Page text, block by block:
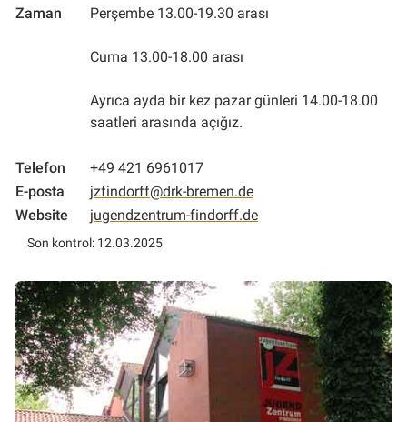
Zaman Perşembe 13.00-19.30 arası
Cuma 13.00-18.00 arası
Ayrıca ayda bir kez pazar günleri 14.00-18.00
saatleri arasında açığız.
Telefon
+49 421 6961017
E-posta
jzfindorff@drk-bremen.de
Website
jugendzentrum-findorff.de
Son kontrol: 12.03.2025